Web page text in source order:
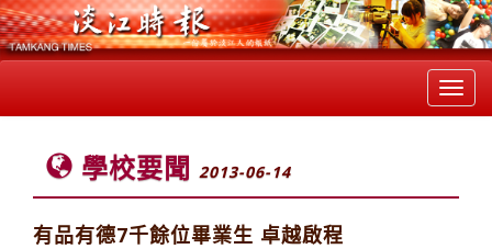
學校要聞 2013-06-14
有品有德7千餘位畢業生 卓越啟程